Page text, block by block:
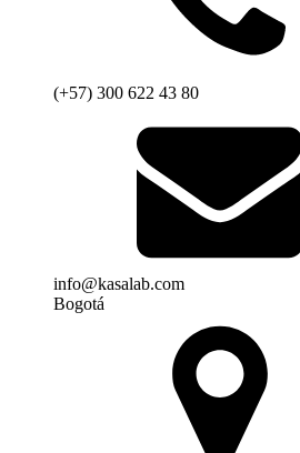
(+57) 300 622 43 80
info@kasalab.com
Bogotá